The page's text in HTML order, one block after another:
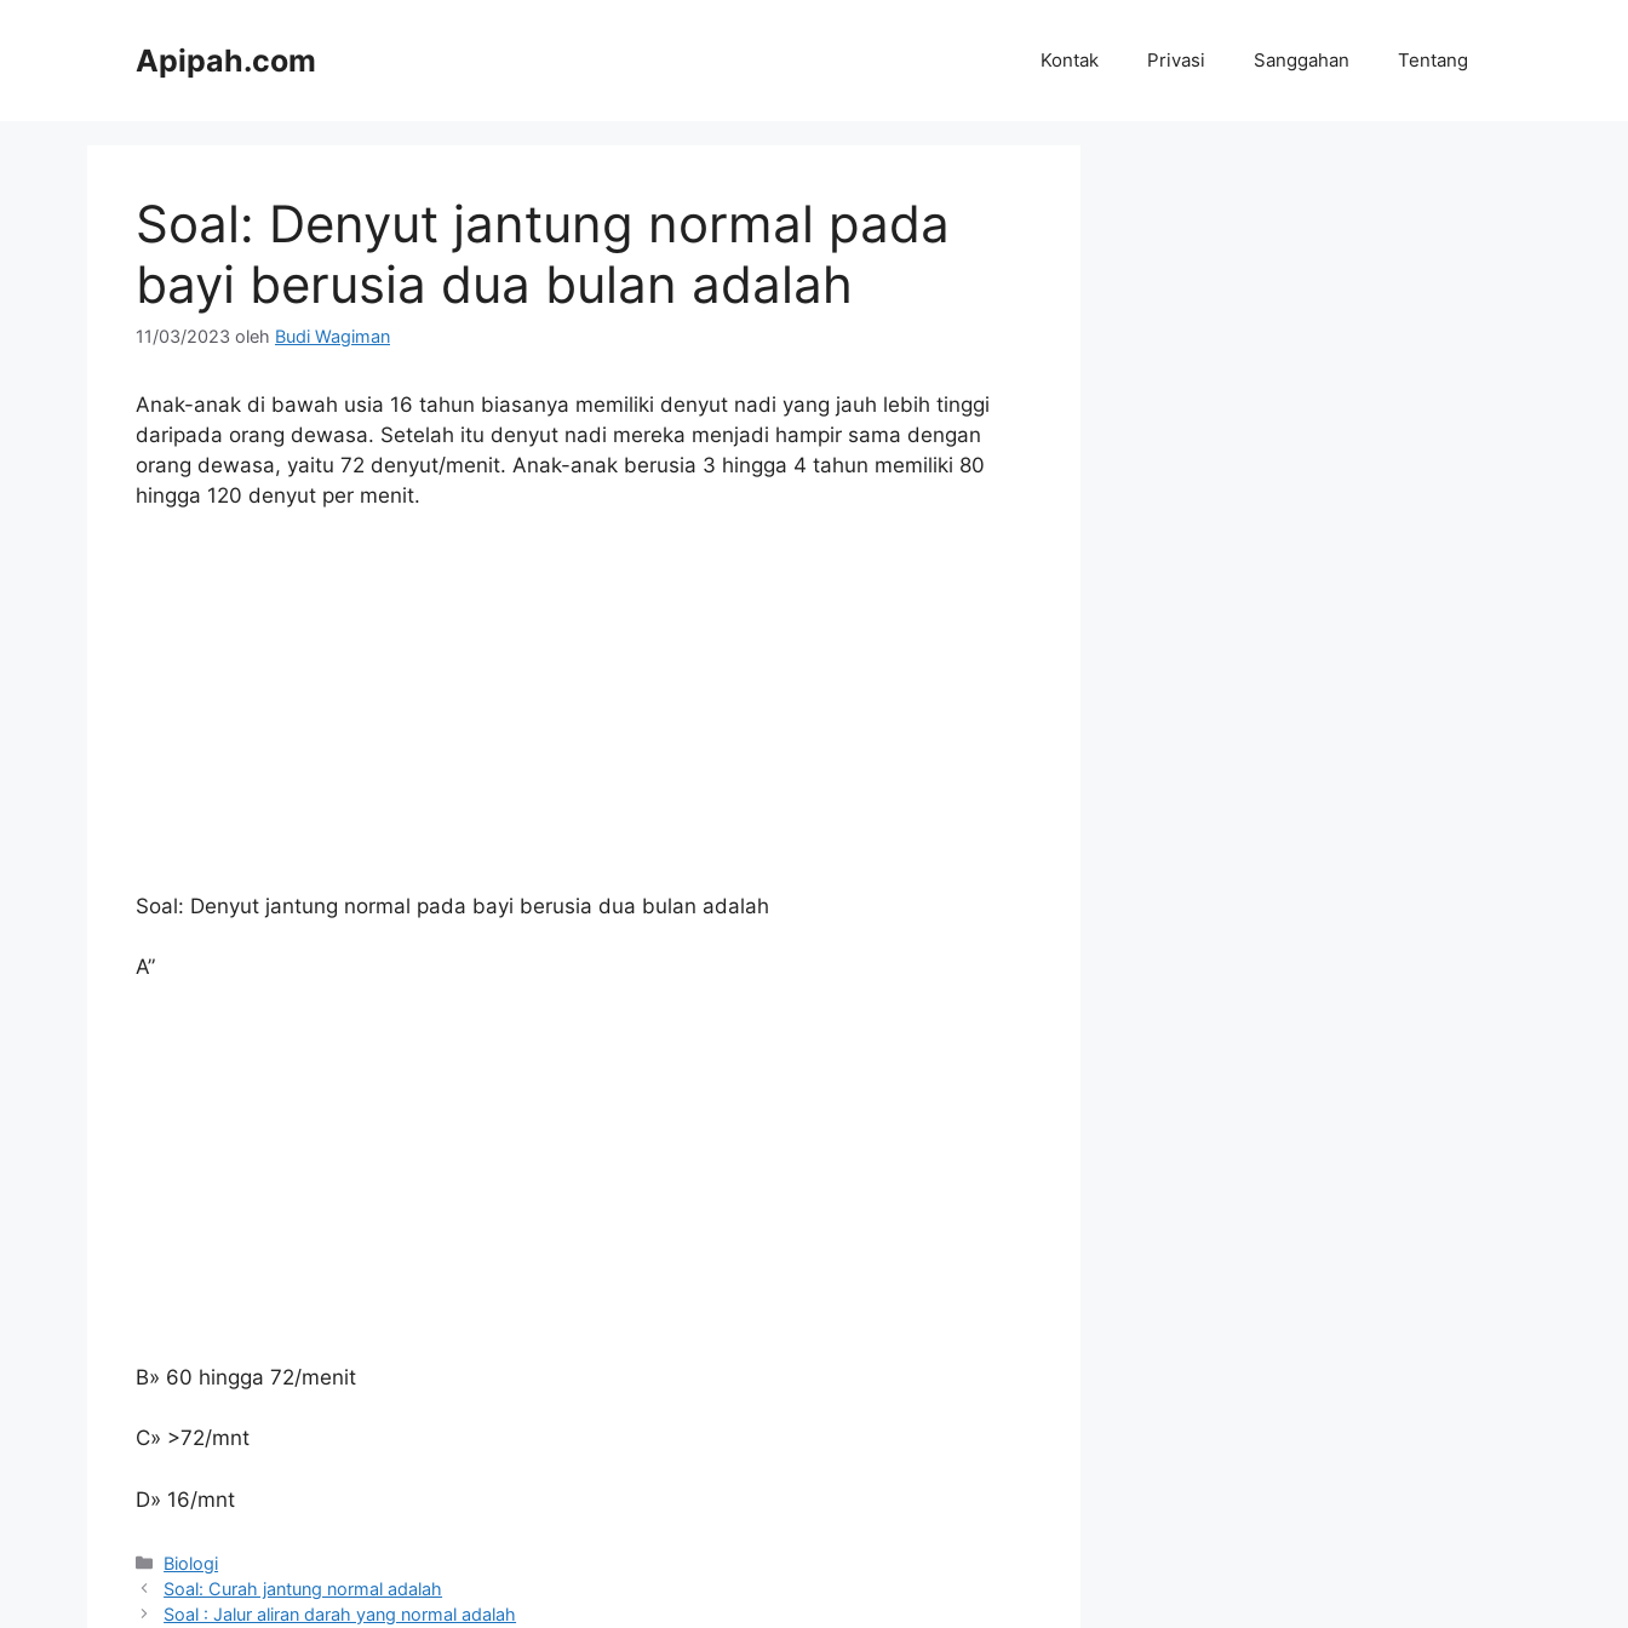
Apipah.com Kontak Privasi Sanggahan Tentang
Soal: Denyut jantung normal pada
bayi berusia dua bulan adalah
11/03/2023 oleh Budi Wagiman
Anak-anak di bawah usia 16 tahun biasanya memiliki denyut nadi yang jauh lebih tinggi
daripada orang dewasa. Setelah itu denyut nadi mereka menjadi hampir sama dengan
orang dewasa, yaitu 72 denyut/menit. Anak-anak berusia 3 hingga 4 tahun memiliki 80
hingga 120 denyut per menit.
Soal: Denyut jantung normal pada bayi berusia dua bulan adalah
A”
B» 60 hingga 72/menit
C» >72/mnt
D» 16/mnt
Kategori
Biologi
Soal: Curah jantung normal adalah
Soal : Jalur aliran darah yang normal adalah